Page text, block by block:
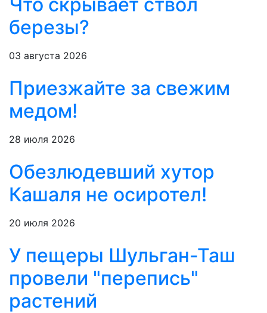
березы?
03 августа 2026
Приезжайте за свежим
медом!
28 июля 2026
Обезлюдевший хутор
Кашаля не осиротел!
20 июля 2026
У пещеры Шульган-Таш
провели "перепись"
растений